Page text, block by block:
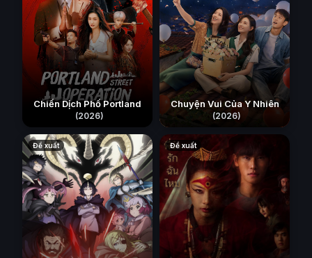
Chiến Dịch Phố Portland
(2026)
Chuyện Vui Của Y Nhiên
(2026)
Đề xuất Đề xuất